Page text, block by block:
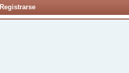
Registrarse